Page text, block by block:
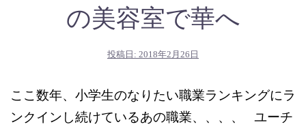
の美容室で華へ
投稿日: 2018年2月26日
ここ数年、小学生のなりたい職業ランキングにラ
ンクインし続けているあの職業、、、、 ユーチ